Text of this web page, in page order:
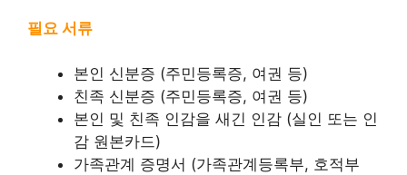
필요 서류
본인 신분증 (주민등록증, 여권 등)
친족 신분증 (주민등록증, 여권 등)
본인 및 친족 인감을 새긴 인감 (실인 또는 인
감 원본카드)
가족관계 증명서 (가족관계등록부, 호적부